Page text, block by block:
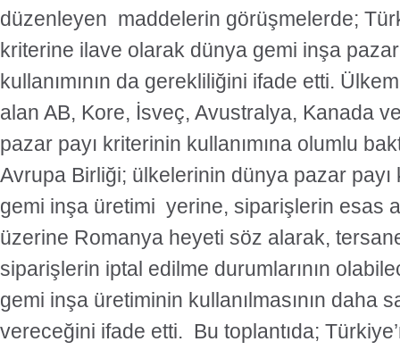
düzenleyen maddelerin görüşmelerde;
kriterine ilave olarak dünya gemi inşa
kullanımının da gerekliliğini ifade etti.
alan AB, Kore, İsveç, Avustralya, Kanada
pazar payı kriterinin kullanımına olumlu
Avrupa Birliği; ülkelerinin dünya pazar
gemi inşa üretimi yerine, siparişlerin esas
üzerine Romanya heyeti söz alarak,
siparişlerin iptal edilme durumlarının
gemi inşa üretiminin kullanılmasının daha
vereceğini ifade etti. Bu toplantıda;